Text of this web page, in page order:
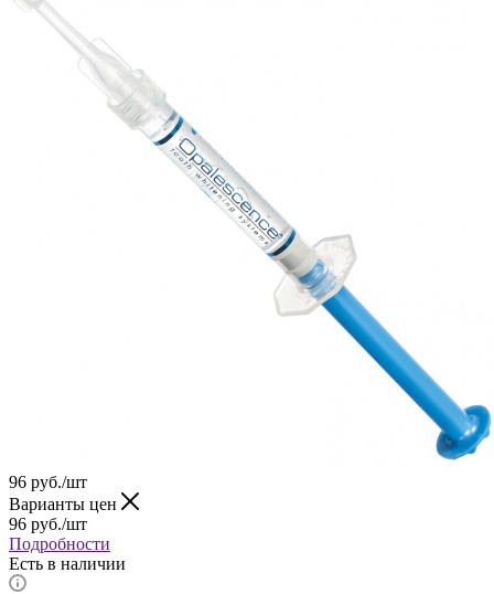
96 руб./шт
Варианты цен
96 руб./шт
Подробности
Есть в наличии